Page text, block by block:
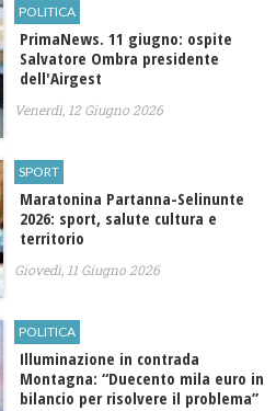
POLITICA
PrimaNews. 11 giugno: ospite
Salvatore Ombra presidente
dell'Airgest
Venerdì, 12 Giugno 2026
SPORT
Maratonina Partanna-Selinunte
2026: sport, salute cultura e
territorio
Giovedì, 11 Giugno 2026
POLITICA
Illuminazione in contrada
Montagna: “Duecento mila euro in
bilancio per risolvere il problema”